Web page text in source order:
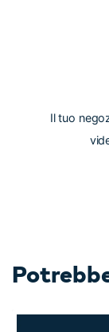
Il tuo